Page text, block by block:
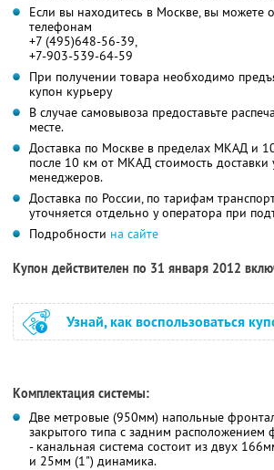
Если вы находитесь в Москве, вы можете
телефонам
+7 (495)648-56-39,
+7-903-539-64-59
При получении товара необходимо
купон курьеру
В случае самовывоза предоставьте
месте.
Доставка по Москве в пределах МКАД и
после 10 км от МКАД стоимость доставки
менеджеров.
Доставка по России, по тарифам
уточняется отдельно у оператора при
Подробности на сайте
Купон действителен по 31 января 2012
Узнай, как воспользоваться
Комплектация системы:
Две метровые (950мм) напольные
закрытого типа с задним расположением
- канальная система состоит из двух
и 25мм (1") динамика.